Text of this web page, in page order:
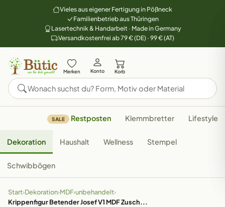
Vieles aus eigener Fertigung in Pößneck
Familienbetrieb aus Thüringen
Lasertechnik & Handarbeit · Made in Germany
Versandkostenfrei ab 79 € (DE) · 99 € (AT)
Merken Konto Korb
SALE Restposten Klemmbretter Lifestyle
Dekoration Haushalt Wellness Stempel
Schwibbögen
Start›Dekoration›MDF›unbehandelt›
Krippenfigur Betender Josef V1 MDF Zusch...